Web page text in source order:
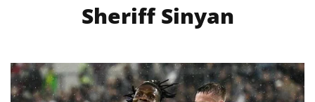
Sheriff Sinyan